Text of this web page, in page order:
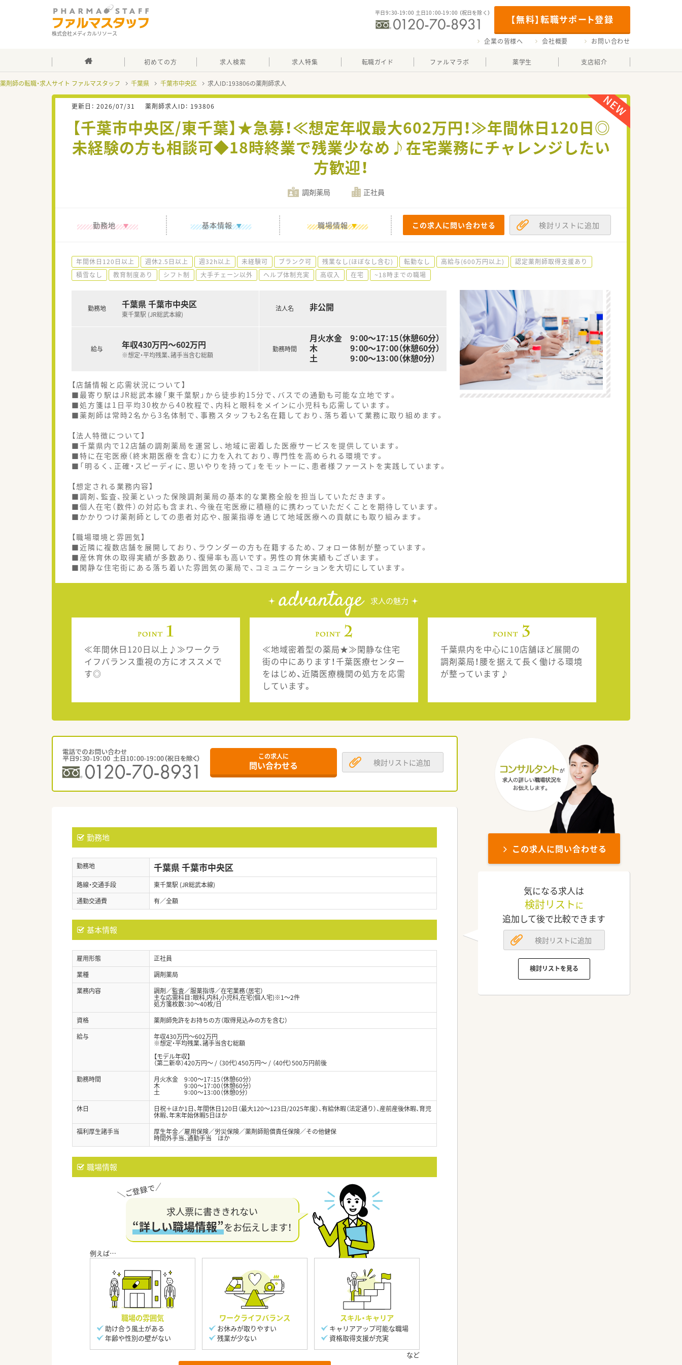
株式会社メディカルリソース
【無料】転職サポート登録
平日9：30-19：00 土日10：00-19：00 （祝日を除く）
企業の皆様へ 会社概要 お問い合わせ
初めての方 求人検索 求人特集 転職ガイド ファルマラボ 薬学生 支店紹介
薬剤師の転職・求人サイト ファルマスタッフ 千葉県 千葉市中央区 求人ID：193806の薬剤師求人
更新日： 2026/07/31 薬剤師求人ID： 193806
【千葉市中央区/東千葉】★急募！≪想定年収最大602万円！≫年間休日120日◎
未経験の方も相談可◆18時終業で残業少なめ♪在宅業務にチャレンジしたい
方歓迎！
調剤薬局 正社員
勤務地 基本情報 職場情報 この求人に問い合わせる 検討リストに追加
年間休日120日以上 週休2.5日以上 週32h以上 未経験可 ブランク可 残業なし(ほぼなし含む) 転勤なし 高給与(600万円以上)
認定薬剤師取得支援あり
積雪なし
教育制度あり シフト制 大手チェーン以外 ヘルプ体制充実 高収入 在宅 ~18時までの職場
勤務地 千葉県 千葉市中央区
東千葉駅 (JR総武本線)
給与 年収430万円～602万円
※想定・平均残業、諸手当含む総額
法人名 非公開
勤務時間
月火水金 9：00～17：15（休憩60分）
木 9：00～17：00（休憩60分）
土 9：00～13：00（休憩0分）
【店舗情報と応需状況について】
■最寄り駅はJR総武本線「東千葉駅」から徒歩約15分で、バスでの通勤も可能な立地です。
■処方箋は1日平均30枚から40枚程で、内科と眼科をメインに小児科も応需しています。
■薬剤師は常時2名から3名体制で、事務スタッフも2名在籍しており、落ち着いて業務に取り組めます。
【法人特徴について】
■千葉県内で12店舗の調剤薬局を運営し、地域に密着した医療サービスを提供しています。
■特に在宅医療（終末期医療を含む）に力を入れており、専門性を高められる環境です。
■「明るく、正確・スピーディに、思いやりを持って」をモットーに、患者様ファーストを実践しています。
【想定される業務内容】
■調剤、監査、投薬といった保険調剤薬局の基本的な業務全般を担当していただきます。
■個人在宅（数件）の対応も含まれ、今後在宅医療に積極的に携わっていただくことを期待しています。
■かかりつけ薬剤師としての患者対応や、服薬指導を通じて地域医療への貢献にも取り組みます。
【職場環境と雰囲気】
■近隣に複数店舗を展開しており、ラウンダーの方も在籍するため、フォロー体制が整っています。
■産休育休の取得実績が多数あり、復帰率も高いです。男性の育休実績もございます。
■閑静な住宅街にある落ち着いた雰囲気の薬局で、コミュニケーションを大切にしています。
advantage 求人の魅力
≪年間休日120日以上♪≫ワークラ
イフバランス重視の方にオススメで
す◎
≪地域密着型の薬局★≫閑静な住宅
街の中にあります！千葉医療センター
をはじめ、近隣医療機関の処方を応需
しています。
千葉県内を中心に10店舗ほど展開の
調剤薬局！腰を据えて長く働ける環境
が整っています♪
この求人に
問い合わせる 検討リストに追加
勤務地
勤務地 千葉県 千葉市中央区
路線・交通手段
東千葉駅 (JR総武本線)
通勤交通費
有／全額
基本情報
雇用形態
正社員
業種
調剤薬局
業務内容
調剤／監査／服薬指導／在宅業務（居宅）
主な応需科目：眼科,内科,小児科,在宅(個人宅)※1～2件
処方箋枚数：30～40枚/日
資格
薬剤師免許をお持ちの方（取得見込みの方を含む）
給与
年収430万円～602万円
※想定・平均残業、諸手当含む総額
【モデル年収】
（第二新卒）420万円～ / （30代）450万円～ / （40代）500万円前後
勤務時間
月火水金 9：00～17：15（休憩60分）
木 9：00～17：00（休憩60分）
土 9：00～13：00（休憩0分）
休日
日祝＋ほか1日、年間休日120日（最大120～123日/2025年度）、有給休暇（法定通り）、産前産後休暇、育児
休暇、年末年始休暇5日ほか
福利厚生諸手当
厚生年金／雇用保険／労災保険／薬剤師賠償責任保険／その他健保
時間外手当、通勤手当 ほか
職場情報
求人票に書ききれない
“詳しい職場情報”をお伝えします！
職場の雰囲気
助け合う風土がある
年齢や性別の壁がない
ワークライフバランス
お休みが取りやすい
残業が少ない
スキル・キャリア
キャリアアップ可能な職場
資格取得支援が充実
この求人に問い合わせる
気になる求人は
検討リスト に
追加して後で比較できます
検討リストに追加
検討リストを見る